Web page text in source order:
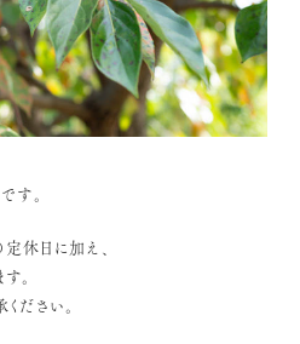
す。
休日に加え、
。
ださい。